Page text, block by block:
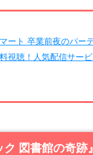
ート 卒業前夜のパー
視聴！人気配信サー
ク 図書館の奇跡